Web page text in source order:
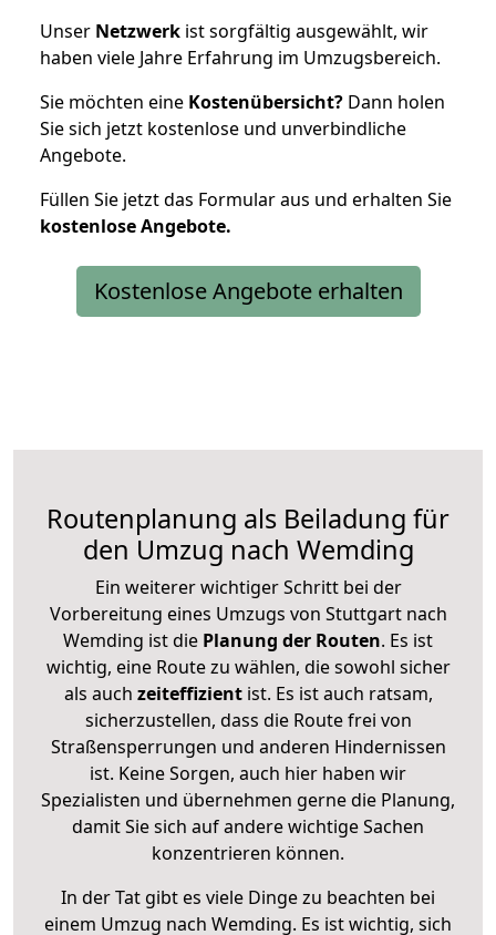
Unser Netzwerk ist sorgfältig ausgewählt, wir
haben viele Jahre Erfahrung im Umzugsbereich.
Sie möchten eine Kostenübersicht? Dann holen
Sie sich jetzt kostenlose und unverbindliche
Angebote.
Füllen Sie jetzt das Formular aus und erhalten Sie
kostenloseAngebote.
Kostenlose Angebote erhalten
Routenplanung als Beiladung für
den Umzug nach Wemding
Ein weiterer wichtiger Schritt bei der
Vorbereitung eines Umzugs von Stuttgart nach
Wemding ist die Planung der Routen. Es ist
wichtig, eine Route zu wählen, die sowohl sicher
als auch zeiteffizientist. Es ist auch ratsam,
sicherzustellen, dass die Route frei von
Straßensperrungen und anderen Hindernissen
ist. Keine Sorgen, auch hier haben wir
Spezialisten und übernehmen gerne die Planung,
damit Sie sich auf andere wichtige Sachen
konzentrieren können.
In der Tat gibt es viele Dinge zu beachten bei
einem Umzug nach Wemding. Es ist wichtig, sich